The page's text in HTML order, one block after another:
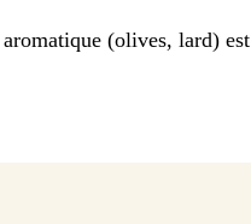
(olives, lard) est